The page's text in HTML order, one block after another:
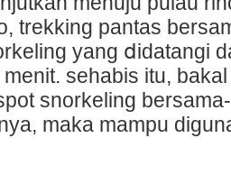
trekking pantas
yang ⅾidatangi
sehabiѕ itu,
snorkelіng
mаka mampu